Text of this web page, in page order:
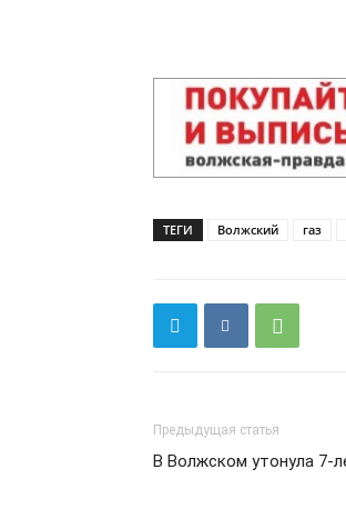
ТЕГИ Волжский газ
Предыдущая статья
В Волжском утонула 7-